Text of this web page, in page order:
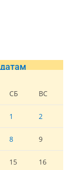
СБ ВС
1 2
8 9
15 16